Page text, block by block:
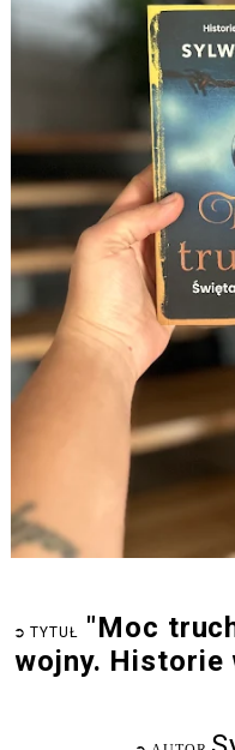
➲ TYTUŁ "Moc
wojny. Historie